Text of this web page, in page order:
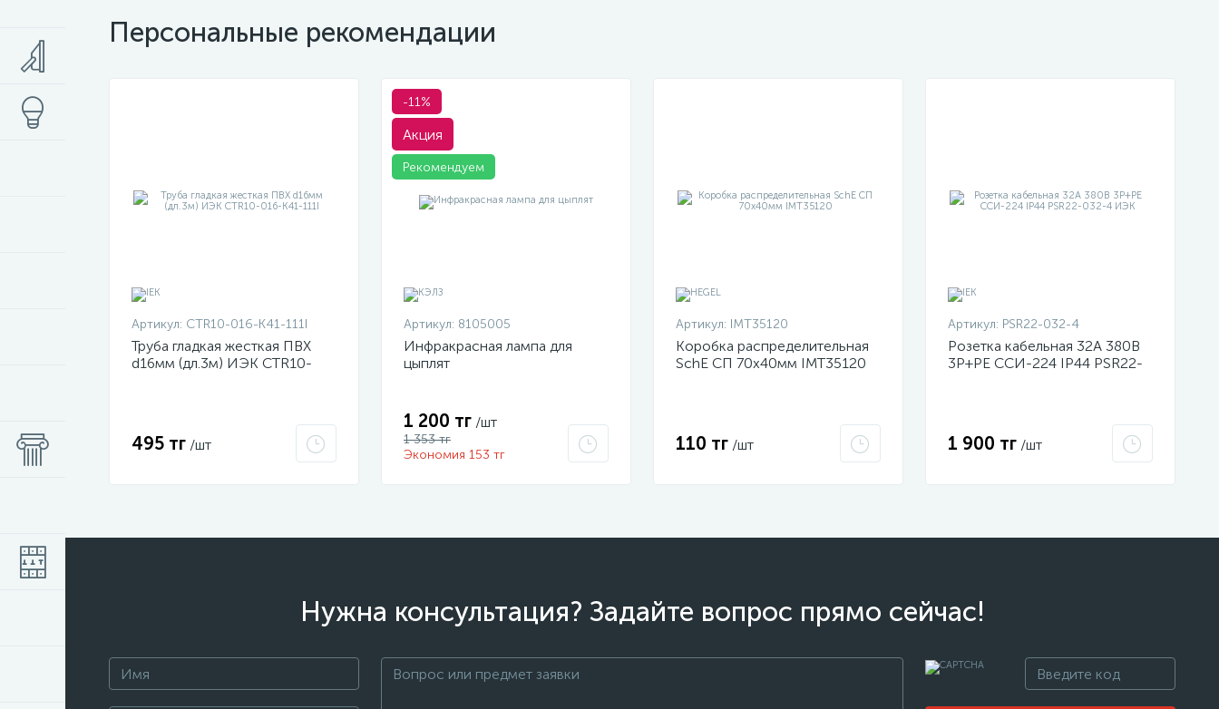
Персональные рекомендации
Артикул: CTR10-016-K41-111I
Труба гладкая жесткая ПВХ
d16мм (дл.3м) ИЭК CTR10-
495 тг /шт
-11%
Акция
Рекомендуем
Артикул: 8105005
Инфракрасная лампа для
цыплят
1 200 тг /шт
1 353 тг
Экономия 153 тг
Артикул: IMT35120
Коробка распределительная
SchE СП 70х40мм IMT35120
110 тг /шт
Артикул: PSR22-032-4
Розетка кабельная 32А 380В
3P+PЕ ССИ-224 IP44 PSR22-
1 900 тг /шт
Нужна консультация? Задайте вопрос прямо сейчас!